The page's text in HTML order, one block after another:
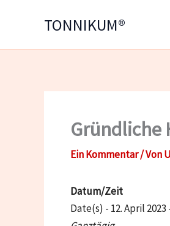
TONNIKUM®
Gründliche
Ein Kommentar / Von
Datum/Zeit
Date(s) - 12. April 2023